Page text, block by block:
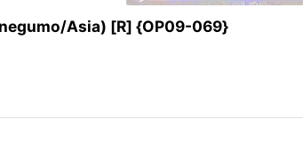
Asia) [R] {OP09-069}